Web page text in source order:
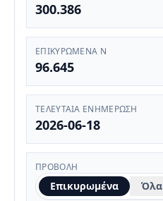
300.386
ΕΠΙΚΥΡΩΜΈΝΑ N
96.645
ΤΕΛΕΥΤΑΊΑ ΕΝΗΜΈΡΩΣΗ
2026-06-18
ΠΡΟΒΟΛΉ
Επικυρωμένα Όλα